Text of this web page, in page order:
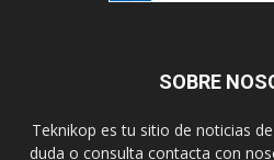
SOBRE
Teknikop es tu sitio de noticias
duda o consulta contacta con